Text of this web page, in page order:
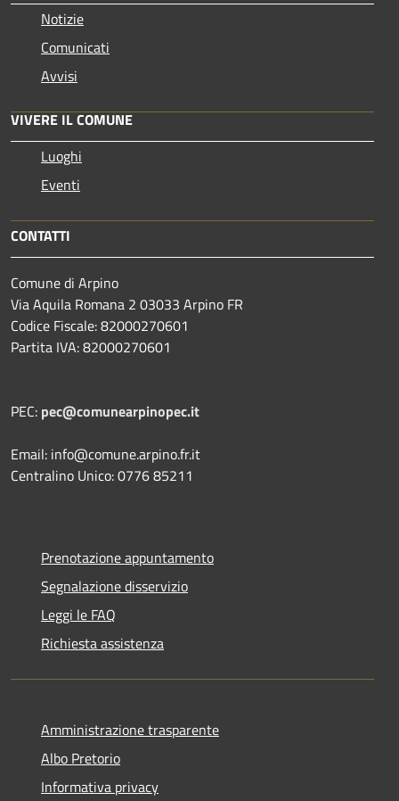
Notizie
Comunicati
Avvisi
VIVERE IL COMUNE
Luoghi
Eventi
CONTATTI
Comune di Arpino
Via Aquila Romana 2 03033 Arpino FR
Codice Fiscale: 82000270601
Partita IVA: 82000270601
PEC: pec@comunearpinopec.it
Email: info@comune.arpino.fr.it
Centralino Unico: 0776 85211
Prenotazione appuntamento
Segnalazione disservizio
Leggi le FAQ
Richiesta assistenza
Amministrazione trasparente
Albo Pretorio
Informativa privacy